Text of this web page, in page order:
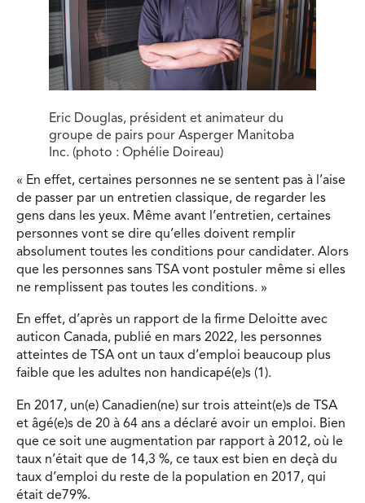
Eric Douglas, président et animateur du
groupe de pairs pour Asperger Manitoba
Inc. (photo : Ophélie Doireau)
« En effet, certaines personnes ne se sentent pas à l’aise
de passer par un entretien classique, de regarder les
gens dans les yeux. Même avant l’entretien, certaines
personnes vont se dire qu’elles doivent remplir
absolument toutes les conditions pour candidater. Alors
que les personnes sans TSA vont postuler même si elles
ne remplissent pas toutes les conditions. »
En effet, d’après un rapport de la firme Deloitte avec
auticon Canada, publié en mars 2022, les personnes
atteintes de TSA ont un taux d’emploi beaucoup plus
faible que les adultes non handicapé(e)s (1).
En 2017, un(e) Canadien(ne) sur trois atteint(e)s de TSA
et âgé(e)s de 20 à 64 ans a déclaré avoir un emploi. Bien
que ce soit une augmentation par rapport à 2012, où le
taux n’était que de 14,3 %, ce taux est bien en deçà du
taux d’emploi du reste de la population en 2017, qui
était de79%.